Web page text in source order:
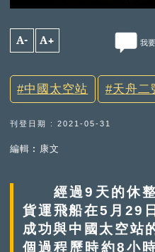
A- A+ 我
中國太空站 天舟二
刊登日期 : 2021-05-31
編輯︰康文
經過9天的休整
貨運飛船在5月29
成功與中國太空站
個過程歷時約8小